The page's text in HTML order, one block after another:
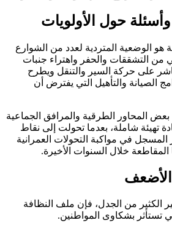
وأسئلة حول الأولويات
هو الوضعية المتردية لعدد من الشوارع
من التشققات والحفر واهتراء جنبات
على حركة السير والتنقل ويطرح
الصيانة والتأهيل التي يفترض أن
المحاور الطرقية والمرافق الجماعية
تهيئة شاملة، بعدما تحولت إلى نقاط
في مواكبة التحولات العمرانية
المقاطعة خلال السنوات الأخيرة.
الأضعف
الكثير من الجدل، فإن ملف النظافة
تستأثر بشكاوى المواطنين.